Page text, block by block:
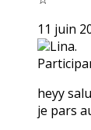
11 juin
Lina.
heyy
je pars